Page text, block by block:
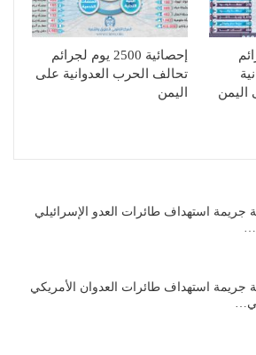
اليمن
إحصائية 2500 يوم لجرائم
تحالف الحرب العدوانية على
اليمن
جريمة استهداف طائرات العدو الإسرائيلي
جريمة استهداف طائرات العدوان الأمريكي